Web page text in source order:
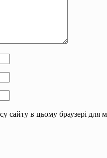
сайту в цьому браузері для